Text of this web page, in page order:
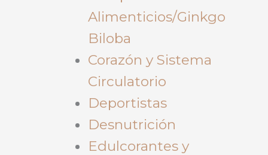
Alimenticios/Ginkgo
Biloba
Corazón y Sistema
Circulatorio
Deportistas
Desnutrición
Edulcorantes y